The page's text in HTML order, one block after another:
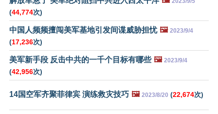
(44,774次)
中国人频频擅闯美军基地引发间谍威胁担忧 🖼️ 2023/9/4
(17,236次)
美军新手段 反击中共的一千个目标有哪些 🖼️ 2023/9/4
(42,956次)
14国空军齐聚菲律宾 演练救灾技巧 🖼️ 2023/8/20 (22,674次)